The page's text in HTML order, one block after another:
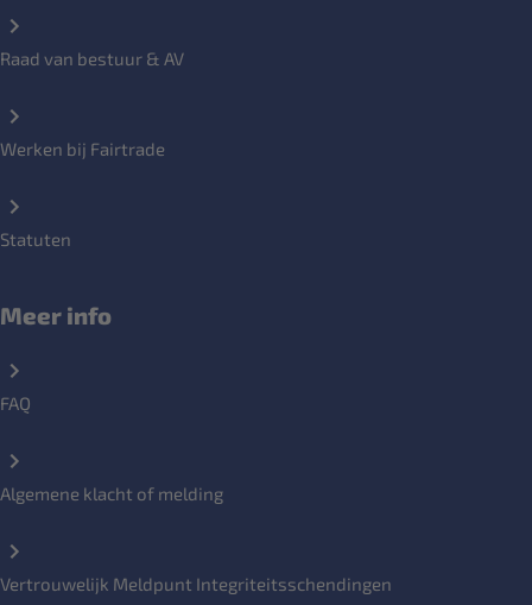
Raad van bestuur & AV
Werken bij Fairtrade
Statuten
Meer info
FAQ
Algemene klacht of melding
Vertrouwelijk Meldpunt Integriteitsschendingen